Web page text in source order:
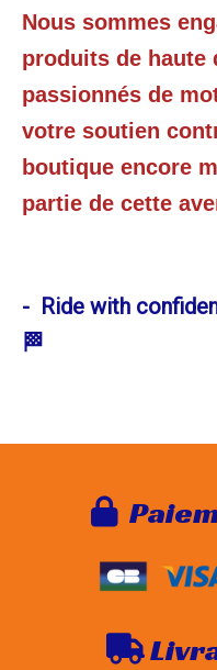
Nous sommes
produits de haute
passionnés de
votre soutien
boutique encore
partie de cette
- Ride with
🏁
Paie
